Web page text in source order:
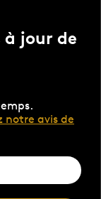
à jour de
notre avis de